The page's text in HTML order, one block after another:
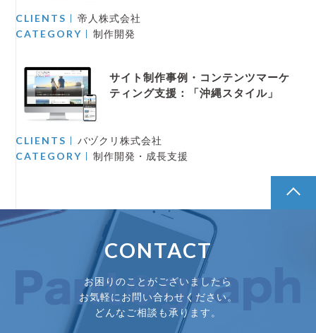
CLIENTS 帝人株式会社
CATEGORY 制作開発
サイト制作事例・コンテンツマーケ
ティング支援：「沖縄スタイル」
CLIENTS バヅクリ株式会社
CATEGORY 制作開発・成長支援
CONTACT
お困りのことがございましたら
お気軽にお問い合わせください。
どんなご相談も承ります。